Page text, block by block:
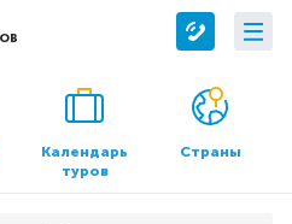
О компании
О нас
Контакты
Календарь
туров
Страны